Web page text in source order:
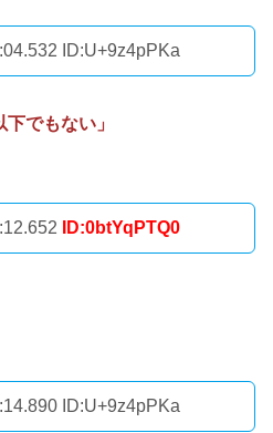
ID:U+9z4pPKa
でもない」
ID:0btYqPTQ0
ID:U+9z4pPKa